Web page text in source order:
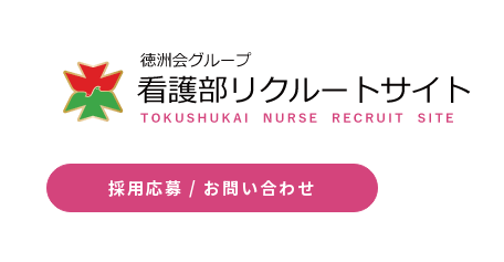
採用応募 / お問い合わせ